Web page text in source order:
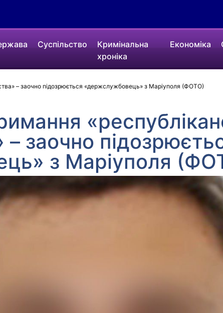
Суспільство
Кримінальна
хроніка
Економіка
– заочно підозрюється «держслужбовець» з Маріуполя (ФОТО)
– заочно
з Маріуполя